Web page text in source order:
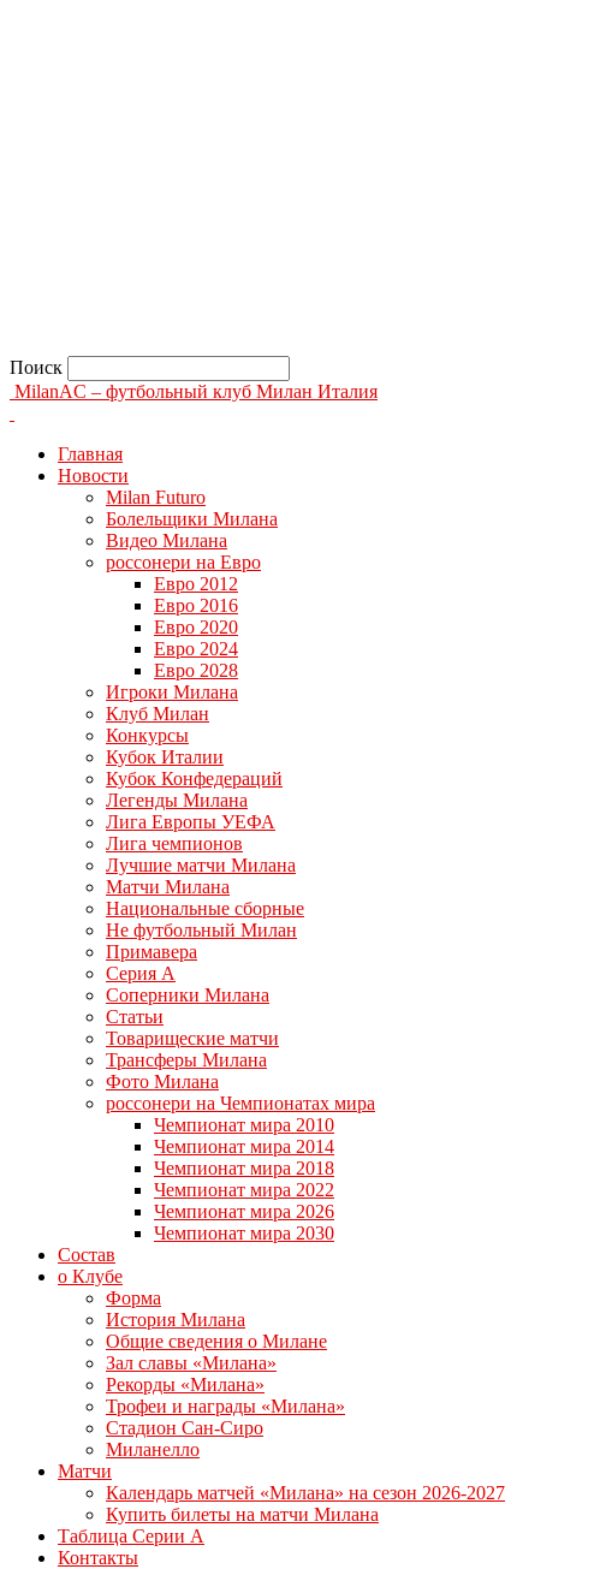
Поиск
MilanAC – футбольный клуб Милан Италия
Главная
Новости
Milan Futuro
Болельщики Милана
Видео Милана
россонери на Евро
Евро 2012
Евро 2016
Евро 2020
Евро 2024
Евро 2028
Игроки Милана
Клуб Милан
Конкурсы
Кубок Италии
Кубок Конфедераций
Легенды Милана
Лига Европы УЕФА
Лига чемпионов
Лучшие матчи Милана
Матчи Милана
Национальные сборные
Не футбольный Милан
Примавера
Серия А
Соперники Милана
Статьи
Товарищеские матчи
Трансферы Милана
Фото Милана
россонери на Чемпионатах мира
Чемпионат мира 2010
Чемпионат мира 2014
Чемпионат мира 2018
Чемпионат мира 2022
Чемпионат мира 2026
Чемпионат мира 2030
Состав
о Клубе
Форма
История Милана
Общие сведения о Милане
Зал славы «Милана»
Рекорды «Милана»
Трофеи и награды «Милана»
Стадион Сан-Сиро
Миланелло
Матчи
Календарь матчей «Милана» на сезон 2026-2027
Купить билеты на матчи Милана
Таблица Серии А
Контакты